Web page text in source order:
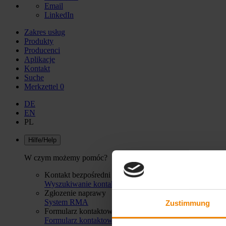
Zustimmung
Email
LinkedIn
Zakres usług
Produkty
Producenci
Aplikacje
Kontakt
Suche
Merkzettel 0
DE
EN
PL
Hilfe/Help
W czym możemy pomóc?
Kontakt bezpośredni
Wyszukiwanie kontaktów
Zgłozenie naprawy
System RMA
Formularz kontaktowy
Formularz kontaktowy